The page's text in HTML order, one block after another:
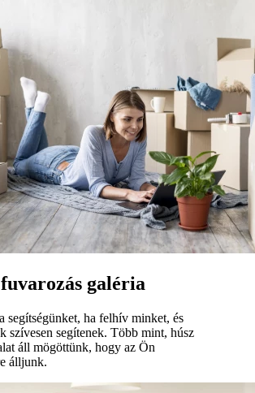
galéria
segítségünket, ha felhív minket, és
szívesen segítenek. Több mint, húsz
áll mögöttünk, hogy az Ön
álljunk.